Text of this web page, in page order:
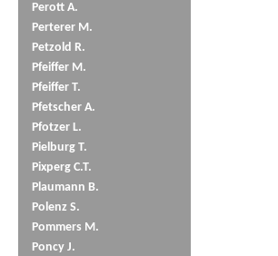
Perott A.
Perterer M.
Petzold R.
Pfeiffer M.
Pfeiffer T.
Pfetscher A.
Pfotzer L.
Pielburg T.
Pixperg C.T.
Plaumann B.
Polenz S.
Pommers M.
Poncy J.